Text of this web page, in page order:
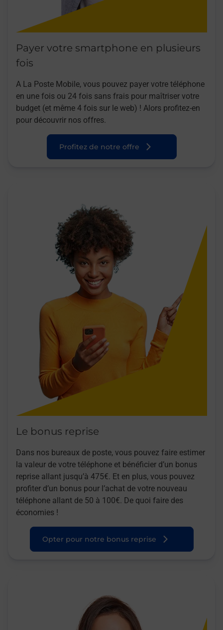
Payer votre smartphone en plusieurs
fois
A La Poste Mobile, vous pouvez payer votre téléphone
en une fois ou 24 fois sans frais pour maîtriser votre
budget (et même 4 fois sur le web) ! Alors profitez-en
pour découvrir nos offres.
Profitez de notre offre
Le bonus reprise
Dans nos bureaux de poste, vous pouvez faire estimer
la valeur de votre téléphone et bénéficier d’un bonus
reprise allant jusqu’à 475€. Et en plus, vous pouvez
profiter d’un bonus pour l’achat de votre nouveau
téléphone allant de 50 à 100€. De quoi faire des
économies !
Opter pour notre bonus reprise